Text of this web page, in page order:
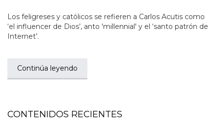
Los feligreses y católicos se refieren a Carlos Acutis como
‘el influencer de Dios’, anto 'millennial' y el ‘santo patrón de
Internet’.
Continúa leyendo
CONTENIDOS RECIENTES